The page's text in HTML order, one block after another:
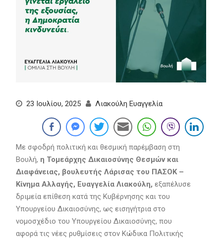
23 Ιουλίου, 2025 Λιακούλη Ευαγγελία
Με σφοδρή πολιτική και θεσμική παρέμβαση στη
Βουλή, η Τομεάρχης Δικαιοσύνης Θεσμών και
Διαφάνειας, βουλευτής Λάρισας του ΠΑΣΟΚ –
Κίνημα Αλλαγής, Ευαγγελία Λιακούλη, εξαπέλυσε
δριμεία επίθεση κατά της Κυβέρνησης και του
Υπουργείου Δικαιοσύνης, ως εισηγήτρια στο
νομοσχέδιο του Υπουργείου Δικαιοσύνης, που
αφορά τις νέες ρυθμίσεις στον Κώδικα Πολιτικής